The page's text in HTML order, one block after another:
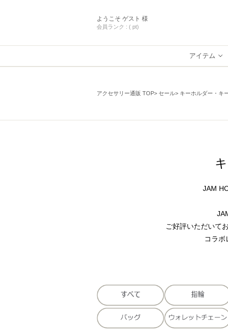
ようこそ ゲスト 様
会員ランク : ( pt)
アイテム
アクセサリー通販 TOP セール キーホルダー・キ
JAM
ご好評いただいて
コラボ